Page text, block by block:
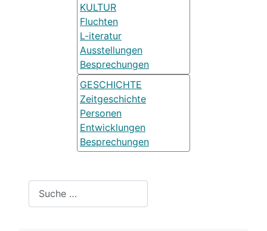
KULTUR
Fluchten
L-iteratur
Ausstellungen
Besprechungen
GESCHICHTE
Zeitgeschichte
Personen
Entwicklungen
Besprechungen